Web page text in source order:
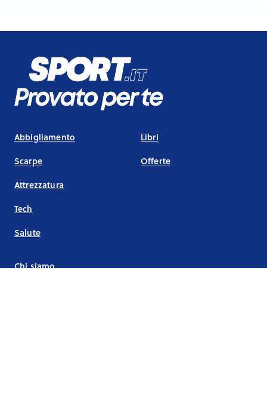
Abbigliamento
Scarpe
Attrezzatura
Tech
Salute
Libri
Offerte
Chi siamo